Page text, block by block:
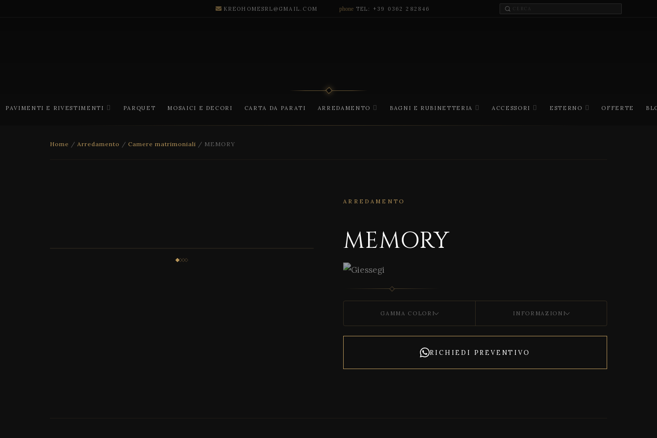
KREOHOMESRL@GMAIL.COM phone TEL: +39 0362 282846
PAVIMENTI E RIVESTIMENTI PARQUET MOSAICI E DECORI CARTA DA PARATI ARREDAMENTO BAGNI E RUBINETTERIA ACCESSORI ESTERNO OFFERTE
Home / Arredamento / Camere matrimoniali / MEMORY
ARREDAMENTO
MEMORY
GAMMA COLORI INFORMAZIONI
RICHIEDI PREVENTIVO